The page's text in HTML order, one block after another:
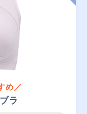
め／
ラ